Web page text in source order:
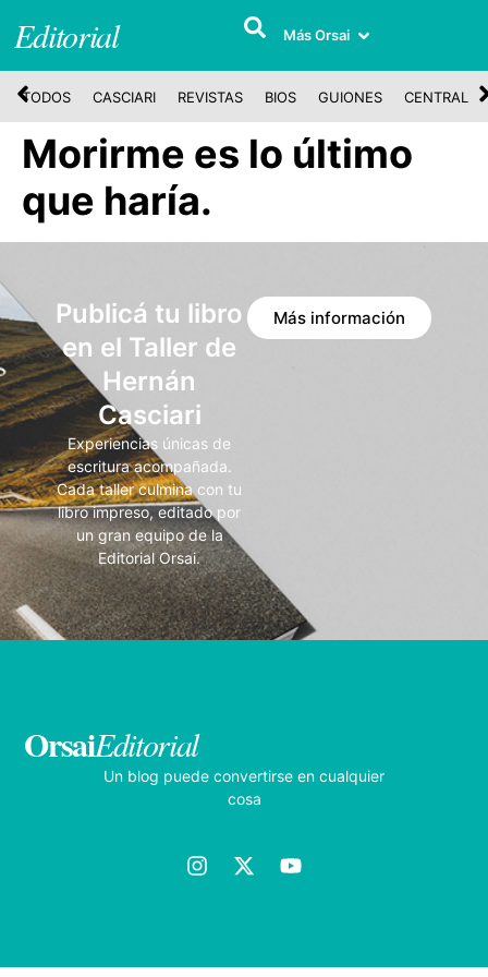
Editorial Más Orsai
TODOS CASCIARI REVISTAS BIOS GUIONES CENTRAL
Morirme es lo último
que haría.
Publicá tu libro
en el Taller de
Hernán
Casciari
Experiencias únicas de
escritura acompañada.
Cada taller culmina con tu
libro impreso, editado por
un gran equipo de la
Editorial Orsai.
Más información
OrsaiEditorial
Un blog puede convertirse en cualquier
cosa